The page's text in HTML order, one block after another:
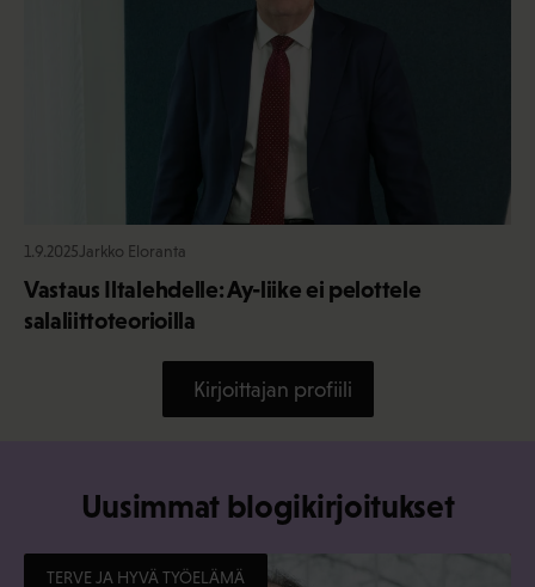
1.9.2025Jarkko Eloranta
Vastaus Iltalehdelle: Ay-liike ei pelottele
salaliittoteorioilla
Kirjoittajan profiili
Uusimmat blogikirjoitukset
TERVE JA HYVÄ TYÖELÄMÄ